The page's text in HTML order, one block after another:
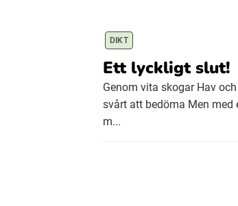
DIKT
Ett lyckligt slut!
Genom vita skogar Hav
svårt att bedöma Men
m...